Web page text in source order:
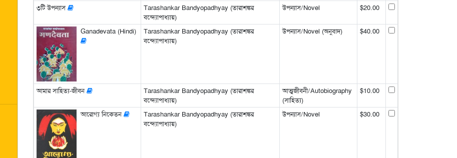
৩টি উপন্যাস
Tarashankar Bandyopadhyay (তারাশঙ্কর
বন্দ্যোপাধ্যায়)
উপন্যাস/Novel $20.00
Ganadevata (Hindi)
Tarashankar Bandyopadhyay (তারাশঙ্কর
বন্দ্যোপাধ্যায়)
উপন্যাস/Novel (অনুবাদ) $40.00
আমার সাহিত্য-জীবন
Tarashankar Bandyopadhyay (তারাশঙ্কর
বন্দ্যোপাধ্যায়)
আত্মজীবনী/Autobiography
(সাহিত্য)
$10.00
আরোগ্য নিকেতন
Tarashankar Bandyopadhyay (তারাশঙ্কর
বন্দ্যোপাধ্যায়)
উপন্যাস/Novel $30.00